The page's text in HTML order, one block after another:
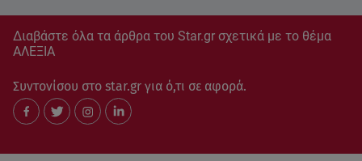
Διαβάστε όλα τα άρθρα του Star.gr σχετικά με το θέμα
ΑΛΕΞΙΑ
Συντονίσου στο star.gr για ό,τι σε αφορά.